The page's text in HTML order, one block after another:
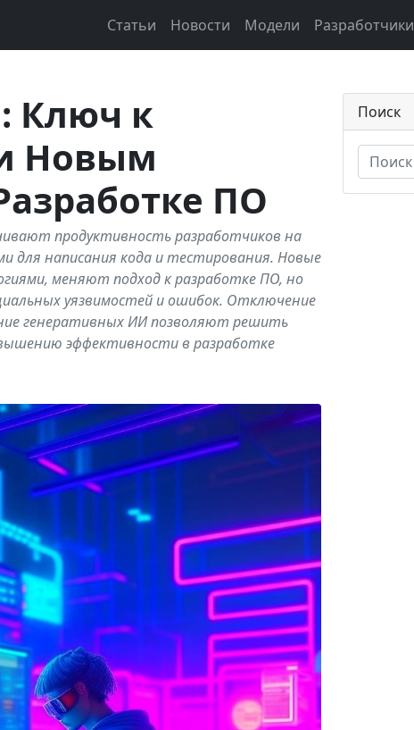
Статьи Новости Модели Разработчики
Ключ к
Новым
ПО
продуктивность разработчиков на
для написания кода и тестирования. Новые
меняют подход к разработке ПО, но
уязвимостей и ошибок. Отключение
генеративных ИИ позволяют решить
эффективности в разработке
Поиск